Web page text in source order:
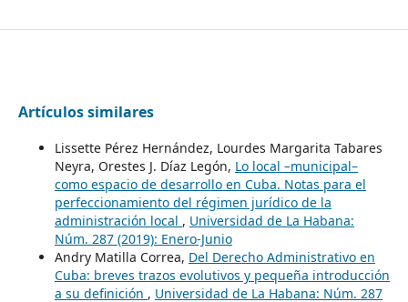
Artículos similares
Lissette Pérez Hernández, Lourdes Margarita Tabares
Neyra, Orestes J. Díaz Legón, Lo local –municipal–
como espacio de desarrollo en Cuba. Notas para el
perfeccionamiento del régimen jurídico de la
administración local , Universidad de La Habana:
Núm. 287 (2019): Enero-Junio
Andry Matilla Correa, Del Derecho Administrativo en
Cuba: breves trazos evolutivos y pequeña introducción
a su definición , Universidad de La Habana: Núm. 287